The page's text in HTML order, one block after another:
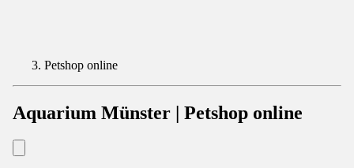
Petshop online
Aquarium Münster | Petshop online